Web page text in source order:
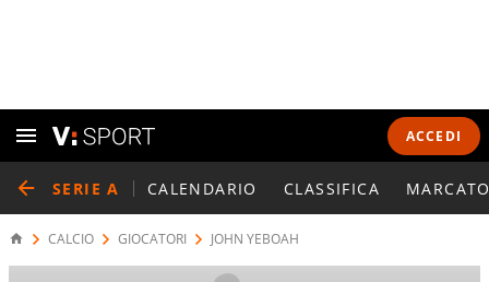
ACCEDI
SERIE A CALENDARIO CLASSIFICA
CALCIO GIOCATORI JOHN YEBOAH